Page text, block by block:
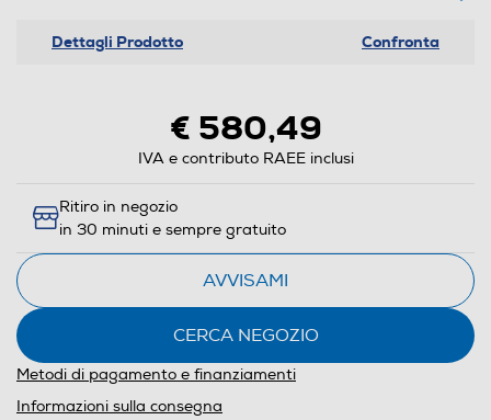
Dettagli Prodotto Confronta
€ 580,49
IVA e contributo RAEE inclusi
Ritiro in negozio
in 30 minuti e sempre gratuito
AVVISAMI
CERCA NEGOZIO
Metodi di pagamento e finanziamenti
Informazioni sulla consegna